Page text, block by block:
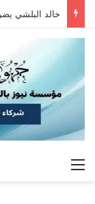
خالد البلشي
القائمة